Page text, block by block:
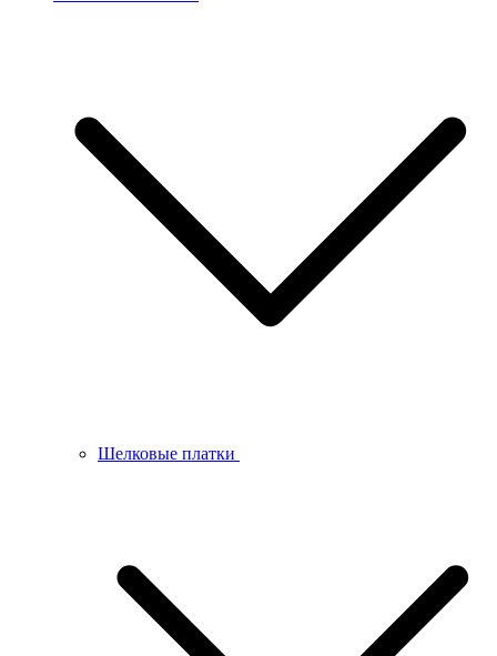
Шелковые платки